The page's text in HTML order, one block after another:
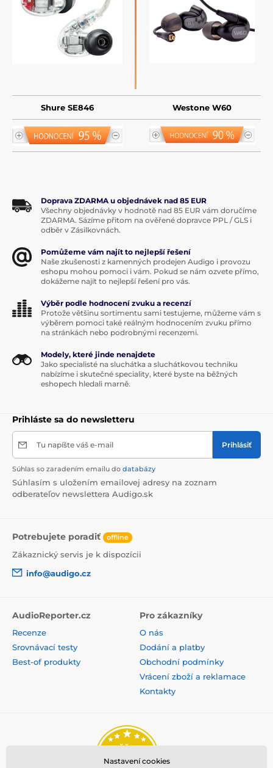
Shure SE846 Westone W60
Doprava ZDARMA u objednávek nad 85 EUR
Všechny objednávky v hodnotě nad 85 EUR vám doručíme
ZDARMA. Sázíme přitom na ověřené dopravce PPL / GLS i
odběr v Zásilkovnách.
Pomůžeme vám najít to nejlepší řešení
Naše zkušenosti z kamenných prodejen Audigo i provozu
eshopu mohou pomoci i vám. Pokud se nám ozvete přímo,
dokážeme najít to nejlepší řešení pro vás.
Výběr podle hodnocení zvuku a recenzí
Protože většinu sortimentu sami testujeme, můžeme vám s
výběrem pomoci také reálným hodnocením zvuku přímo
na stránkách nebo podrobnými recenzemi.
Modely, které jinde nenajdete
Jako specialisté na sluchátka a sluchátkovou techniku
nabízíme i skutečné speciality, které byste na běžných
eshopech hledali marně.
Prihláste sa do newsletteru
Tu napíšte váš e-mail Prihlásiť
Súhlas so zaradením emailu do databázy
Súhlasím s uložením emailovej adresy na zoznam
odberateľov newslettera Audigo.sk
Potrebujete poradiť offline
Zákaznický servis je k dispozícii
info@audigo.cz
AudioReporter.cz
Recenze
Srovnávací testy
Best-of produkty
Pro zákazníky
O nás
Dodání a platby
Obchodní podmínky
Vrácení zboží a reklamace
Kontakty
Nastavení cookies